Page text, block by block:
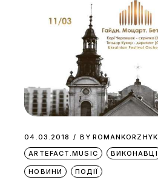
04.03.2018 BY ROMANKORZHYK
ARTEFACT.MUSIC
ВИКОНАВЦІ
НОВИНИ ПОДІЇ